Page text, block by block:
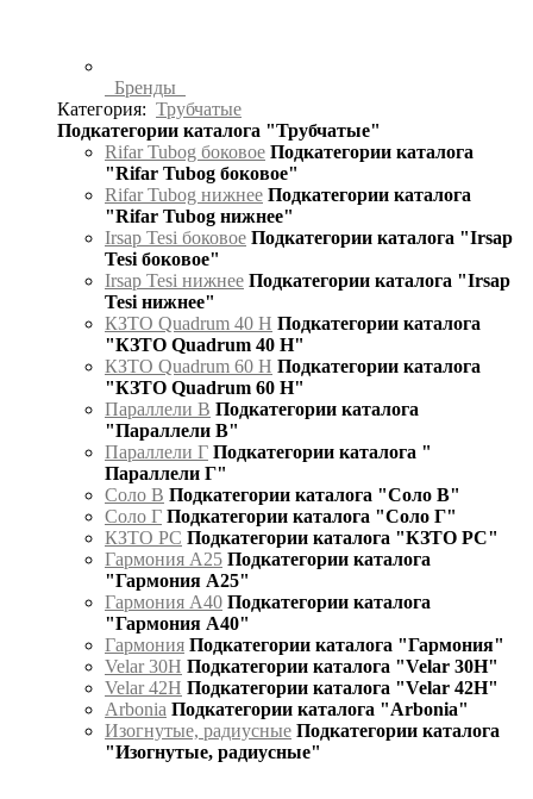
Бренды
Категория: Трубчатые
Подкатегории каталога "Трубчатые"
Rifar Tubog боковое Подкатегории каталога
"Rifar Tubog боковое"
Rifar Tubog нижнее Подкатегории каталога
"Rifar Tubog нижнее"
Irsap Tesi боковое Подкатегории каталога "Irsap
Tesi боковое"
Irsap Tesi нижнее Подкатегории каталога "Irsap
Tesi нижнее"
КЗТО Quadrum 40 H Подкатегории каталога
"КЗТО Quadrum 40 H"
КЗТО Quadrum 60 H Подкатегории каталога
"КЗТО Quadrum 60 H"
Параллели В Подкатегории каталога
"Параллели В"
Параллели Г Подкатегории каталога "
Параллели Г"
Соло В Подкатегории каталога "Соло В"
Соло Г Подкатегории каталога "Соло Г"
КЗТО РС Подкатегории каталога "КЗТО РС"
Гармония А25 Подкатегории каталога
"Гармония А25"
Гармония А40 Подкатегории каталога
"Гармония А40"
Гармония Подкатегории каталога "Гармония"
Velar 30H Подкатегории каталога "Velar 30H"
Velar 42H Подкатегории каталога "Velar 42H"
Arbonia Подкатегории каталога "Arbonia"
Изогнутые, радиусные Подкатегории каталога
"Изогнутые, радиусные"